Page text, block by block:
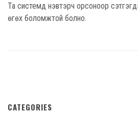
Та системд нэвтэрч орсоноор
өгөх боломжтой болно.
CATEGORIES